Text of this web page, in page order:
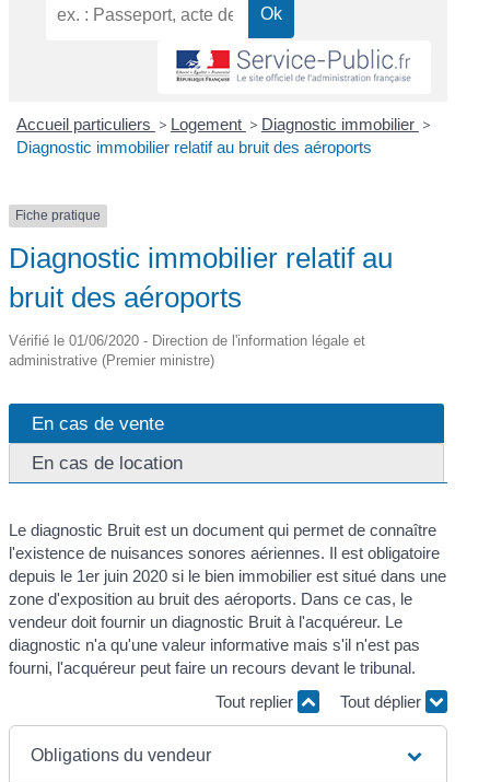
Accueil particuliers > Logement > Diagnostic immobilier >
Diagnostic immobilier relatif au bruit des aéroports
Fiche pratique
Diagnostic immobilier relatif au
bruit des aéroports
Vérifié le 01/06/2020 - Direction de l'information légale et
administrative (Premier ministre)
En cas de vente
En cas de location
Le diagnostic Bruit est un document qui permet de connaître
l'existence de nuisances sonores aériennes. Il est obligatoire
depuis le 1er juin 2020 si le bien immobilier est situé dans une
zone d'exposition au bruit des aéroports. Dans ce cas, le
vendeur doit fournir un diagnostic Bruit à l'acquéreur. Le
diagnostic n'a qu'une valeur informative mais s'il n'est pas
fourni, l'acquéreur peut faire un recours devant le tribunal.
Tout replier
Tout déplier
Obligations du vendeur